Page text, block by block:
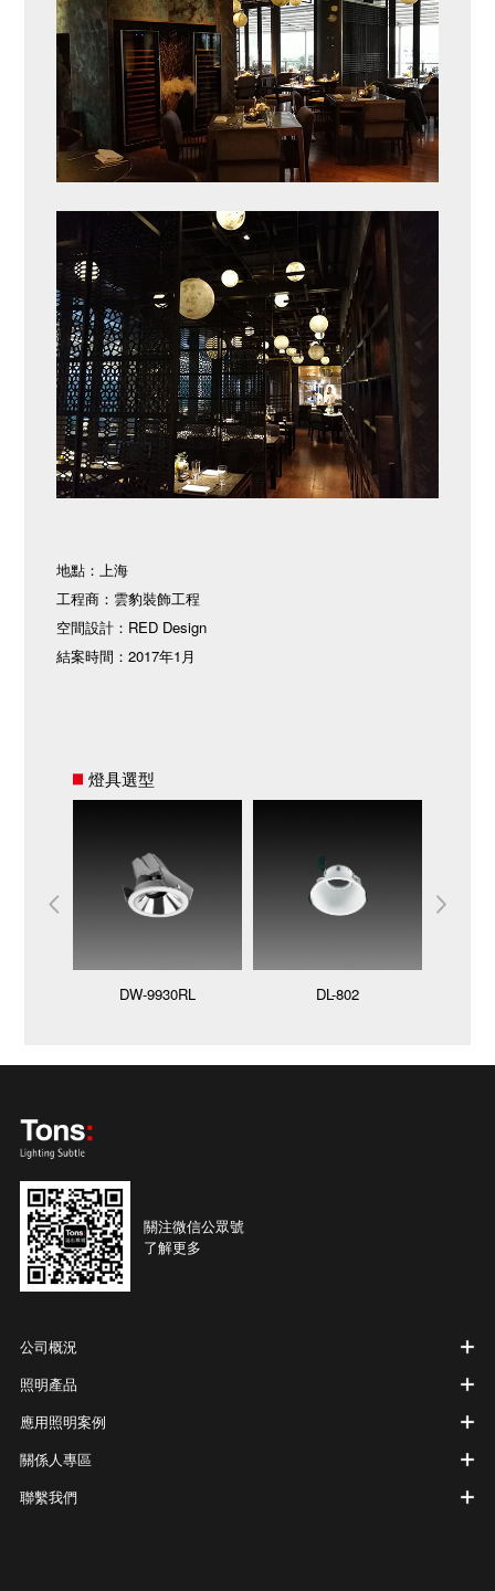
地點：上海
工程商：雲豹裝飾工程
空間設計：RED Design
結案時間：2017年1月
燈具選型
DW-9930RL DL-802
關注微信公眾號
了解更多
公司概況
照明產品
應用照明案例
關係人專區
聯繫我們